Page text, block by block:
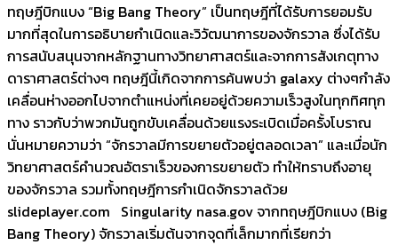
ทฤษฎีบิกแบง “Big Bang Theory” เป็นทฤษฎีที่ได้รับการยอมรับ
มากที่สุดในการอธิบายกำเนิดและวิวัฒนาการของจักรวาล ซึ่งได้รับ
การสนับสนุนจากหลักฐานทางวิทยาศาสตร์และจากการสังเกตุทาง
ดาราศาสตร์ต่างๆ ทฤษฎีนี้เกิดจากการค้นพบว่า galaxy ต่างๆกำลัง
เคลื่อนห่างออกไปจากตำแหน่งที่เคยอยู่ด้วยความเร็วสูงในทุกทิศทุก
ทาง ราวกับว่าพวกมันถูกขับเคลื่อนด้วยแรงระเบิดเมื่อครั้งโบราณ
นั่นหมายความว่า “จักรวาลมีการขยายตัวอยู่ตลอดเวลา” และเมื่อนัก
วิทยาศาสตร์คำนวณอัตราเร็วของการขยายตัว ทำให้ทราบถึงอายุ
ของจักรวาล รวมทั้งทฤษฎีการกำเนิดจักรวาลด้วย
slideplayer.com Singularity nasa.gov จากทฤษฎีบิกแบง (Big
Bang Theory) จักรวาลเริ่มต้นจากจุดที่เล็กมากที่เรียกว่า